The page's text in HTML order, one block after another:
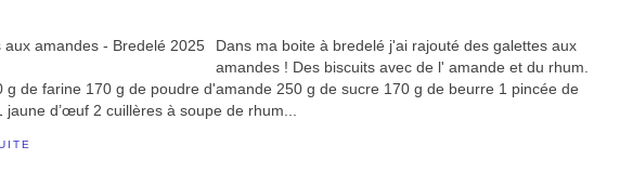
Dans ma boite à bredelé j'ai rajouté des galettes aux
amandes ! Des biscuits avec de l' amande et du rhum.
g de farine 170 g de poudre d'amande 250 g de sucre 170 g de beurre 1 pincée de
d’œuf 2 cuillères à soupe de rhum...